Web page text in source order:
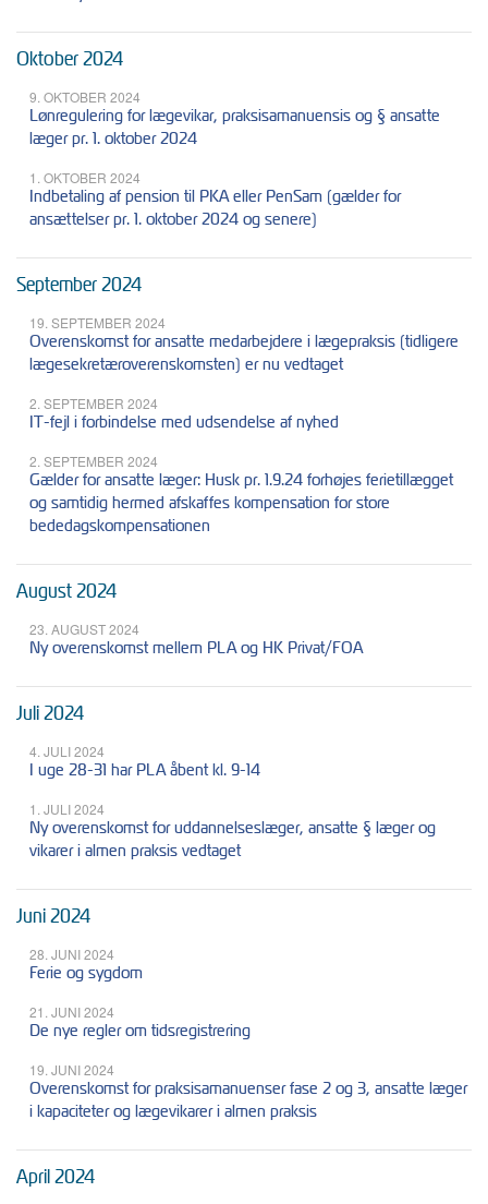
Oktober 2024
9. OKTOBER 2024
Lønregulering for lægevikar, praksisamanuensis og § ansatte
læger pr. 1. oktober 2024
1. OKTOBER 2024
Indbetaling af pension til PKA eller PenSam (gælder for
ansættelser pr. 1. oktober 2024 og senere)
September 2024
19. SEPTEMBER 2024
Overenskomst for ansatte medarbejdere i lægepraksis (tidligere
lægesekretæroverenskomsten) er nu vedtaget
2. SEPTEMBER 2024
IT-fejl i forbindelse med udsendelse af nyhed
2. SEPTEMBER 2024
Gælder for ansatte læger: Husk pr. 1.9.24 forhøjes ferietillægget
og samtidig hermed afskaffes kompensation for store
bededagskompensationen
August 2024
23. AUGUST 2024
Ny overenskomst mellem PLA og HK Privat/FOA
Juli 2024
4. JULI 2024
I uge 28-31 har PLA åbent kl. 9-14
1. JULI 2024
Ny overenskomst for uddannelseslæger, ansatte § læger og
vikarer i almen praksis vedtaget
Juni 2024
28. JUNI 2024
Ferie og sygdom
21. JUNI 2024
De nye regler om tidsregistrering
19. JUNI 2024
Overenskomst for praksisamanuenser fase 2 og 3, ansatte læger
i kapaciteter og lægevikarer i almen praksis
April 2024